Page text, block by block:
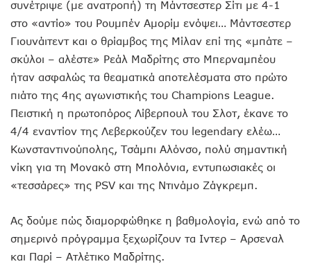
συνέτριψε (με ανατροπή) τη Μάντσεστερ Σίτι με 4-1
στο «αντίο» του Ρουμπέν Αμορίμ ενόψει… Μάντσεστερ
Γιουνάιτεντ και ο θρίαμβος της Μίλαν επί της «μπάτε –
σκύλοι – αλέστε» Ρεάλ Μαδρίτης στο Μπερναμπέου
ήταν ασφαλώς τα θεαματικά αποτελέσματα στο πρώτο
πιάτο της 4ης αγωνιστικής τoυ Champions League.
Πειστική η πρωτοπόρος Λίβερπουλ του Σλοτ, έκανε το
4/4 εναντίον της Λεβερκούζεν του legendary ελέω…
Κωνσταντινούπολης, Τσάμπι Αλόνσο, πολύ σημαντική
νίκη για τη Μονακό στη Μπολόνια, εντυπωσιακές οι
«τεσσάρες» της PSV και της Ντινάμο Ζάγκρεμπ.
Ας δούμε πώς διαμορφώθηκε η βαθμολογία, ενώ από το
σημερινό πρόγραμμα ξεχωρίζουν τα Ιντερ – Αρσεναλ
και Παρί – Ατλέτικο Μαδρίτης.